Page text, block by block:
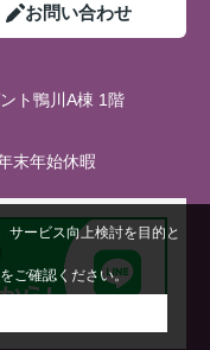
お問い合わせ
ト鴨川A棟 1階
末年始休暇
サービス向上検討を目的と
をご確認ください。